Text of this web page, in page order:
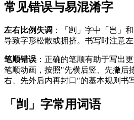
常见错误与易混淆字
左右比例失调 ：「剀」字中「岂」
导致字形松散或拥挤。书写时注意左
笔顺错误 ：正确的笔顺有助于写出
笔顺动画，按照"先横后竖、先撇后
右、先外后内再封口"的基本规则书
「剀」字常用词语